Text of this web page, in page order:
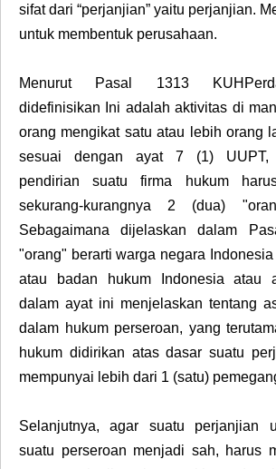
sifat dari “perjanjian” yaitu perjanjian.
untuk membentuk perusahaan.
Menurut Pasal 1313
didefinisikan Ini adalah aktivitas di
orang mengikat satu atau lebih orang
sesuai dengan ayat 7 (1) UUPT,
pendirian suatu firma hukum
sekurang-kurangnya 2 (dua)
Sebagaimana dijelaskan dalam
"orang" berarti warga negara
atau badan hukum Indonesia atau
dalam ayat ini menjelaskan tentang
dalam hukum perseroan, yang
hukum didirikan atas dasar suatu
mempunyai lebih dari 1 (satu)
Selanjutnya, agar suatu perjanjian
suatu perseroan menjadi sah, harus